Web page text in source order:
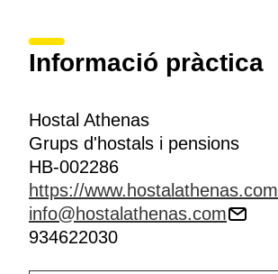
Informació pràctica
Hostal Athenas
Grups d'hostals i pensions
HB-002286
https://www.hostalathenas.com
info@hostalathenas.com
934622030